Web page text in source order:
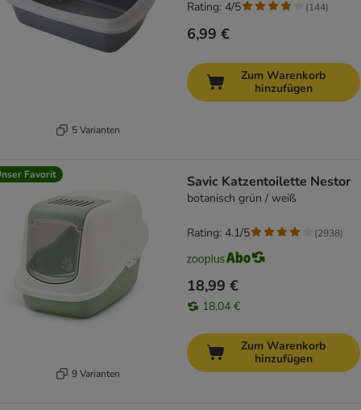
5 Varianten
6,99 €
Rating: 4/5 (144)
Zum Warenkorb
hinzufügen
Favorit
9 Varianten
Savic Katzentoilette Nestor
botanisch grün / weiß
18,99 €
18,04 €
Rating: 4.1/5 (2938)
Zum Warenkorb
hinzufügen